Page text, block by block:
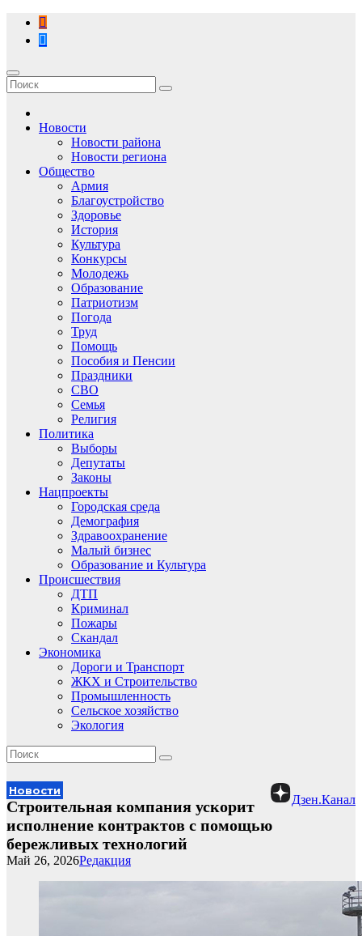
Перейти
содержимому
Новости
Новости района
Новости региона
Общество
Армия
Благоустройство
Здоровье
История
Культура
Конкурсы
Молодежь
Образование
Патриотизм
Погода
Труд
Помощь
Пособия и Пенсии
Праздники
СВО
Семья
Религия
Политика
Выборы
Депутаты
Законы
Нацпроекты
Городская среда
Демография
Здравоохранение
Малый бизнес
Образование и Культура
Происшествия
ДТП
Криминал
Пожары
Скандал
Экономика
Дороги и Транспорт
ЖКХ и Строительство
Промышленность
Сельское хозяйство
Экология
Новости
Дзен.Канал
Строительная компания ускорит
исполнение контрактов с помощью
бережливых технологий
Редакция
Май 26, 2026